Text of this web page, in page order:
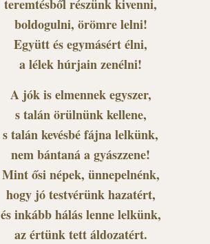
teremtésből részünk kivenni,
boldogulni, örömre lelni!
Együtt és egymásért élni,
a lélek húrjain zenélni!
A jók is elmennek egyszer,
s talán örülnünk kellene,
s talán kevésbé fájna lelkünk,
nem bántaná a gyászzene!
Mint ősi népek, ünnepelnénk,
hogy jó testvérünk hazatért,
és inkább hálás lenne lelkünk,
az értünk tett áldozatért.